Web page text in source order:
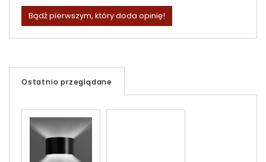
Bądź pierwszym, który doda opinię!
Ostatnio przeglądane